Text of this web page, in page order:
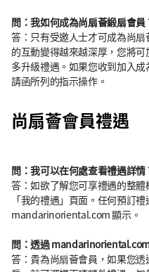
問：我如何成為尚扇薈緞扇會員
答：只有受邀人士才可成為尚
的互動變得越來越深厚，您將
多升級禮遇。如果您收到加入
請函所列的指示操作。
尚扇薈會員禮遇
問：我可以在何處查看禮遇詳情
答：如欲了解您可享禮遇的整
「我的禮遇」頁面。任何預訂
mandarinoriental.com 顯示。
問：透過
答：貴為尚扇薈會員，如果您